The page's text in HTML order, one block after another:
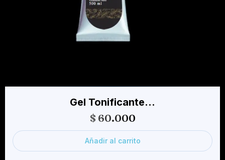
Gel Tonificante…
$ 60.000
Añadir al carrito